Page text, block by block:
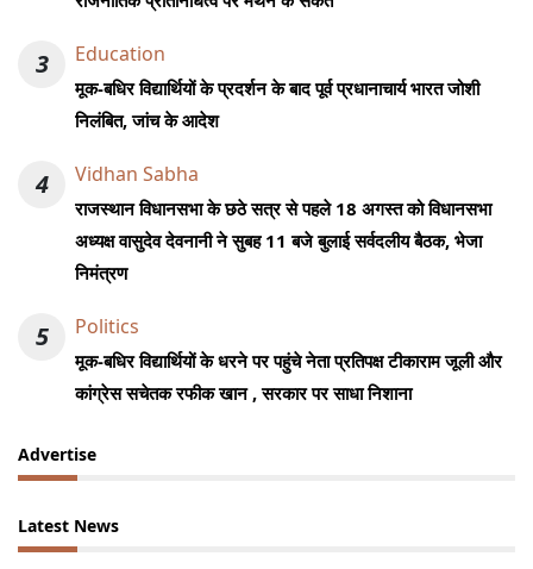
3 Education
मूक-बधिर विद्यार्थियों के प्रदर्शन के बाद पूर्व प्रधानाचार्य भारत जोशी
निलंबित, जांच के आदेश
4 Vidhan Sabha
राजस्थान विधानसभा के छठे सत्र से पहले 18 अगस्त को विधानसभा
अध्यक्ष वासुदेव देवनानी ने सुबह 11 बजे बुलाई सर्वदलीय बैठक, भेजा
निमंत्रण
5 Politics
मूक-बधिर विद्यार्थियों के धरने पर पहुंचे नेता प्रतिपक्ष टीकाराम जूली और
कांग्रेस सचेतक रफीक खान , सरकार पर साधा निशाना
Advertise
Latest News